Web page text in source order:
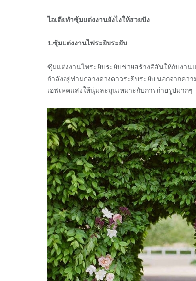
ไอเดียทำซุ้มแต่งงานยังไงให้สวยปัง
1.ซุ้มแต่งงานไฟระยิบระยับ
ซุ้มแต่งงานไฟระยิบระยับช่วยสร้างสีสันให้กับงา
กำลังอยู่ท่ามกลางดวงดาวระยิบระยับ นอกจากคว
เอฟเฟคแสงให้นุ่มละมุนเหมาะกับการถ่ายรูปมากๆ